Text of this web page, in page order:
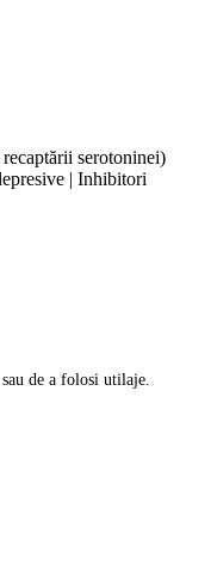
serotoninei)
| Inhibitori
sau de a folosi utilaje.